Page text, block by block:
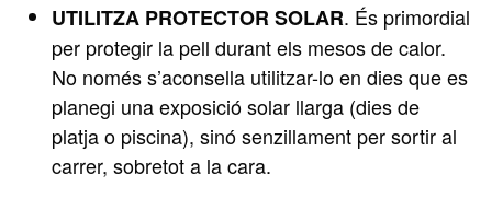
UTILITZA PROTECTOR SOLAR. És primordial
per protegir la pell durant els mesos de calor.
No només s’aconsella utilitzar-lo en dies que es
planegi una exposició solar llarga (dies de
platja o piscina), sinó senzillament per sortir al
carrer, sobretot a la cara.